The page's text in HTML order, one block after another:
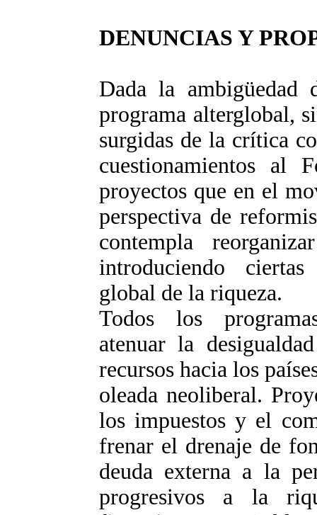
DENUNCIAS Y
Dada la
programa alterglobal,
surgidas de la crítica
cuestionamientos al
proyectos que en el
perspectiva de
contempla
introduciendo
global de la riqueza.
Todos los
atenuar la
recursos hacia los
oleada neoliberal.
los impuestos y el
frenar el drenaje de
deuda externa a la
progresivos a la